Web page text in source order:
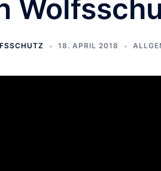
18. APRIL 2018